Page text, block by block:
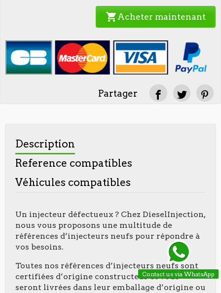
shopping_cart Acheter maintenant
Partager
Description
Reference compatibles
Véhicules compatibles
Un injecteur défectueux ? Chez DieselInjection,
nous vous proposons une multitude de
références d’injecteurs neufs pour répondre à
vos besoins.
Toutes nos références d’injecteurs neufs sont
certifiées d’origine constructeur et vous
seront livrées dans leur emballage d’origine ou
Contact us via WhatsApp